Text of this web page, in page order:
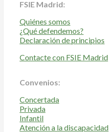
FSIE Madrid:
Quiénes somos
¿Qué defendemos?
Declaración de principios
Contacte con FSIE Madrid
Convenios:
Concertada
Privada
Infantil
Atención a la discapacidad